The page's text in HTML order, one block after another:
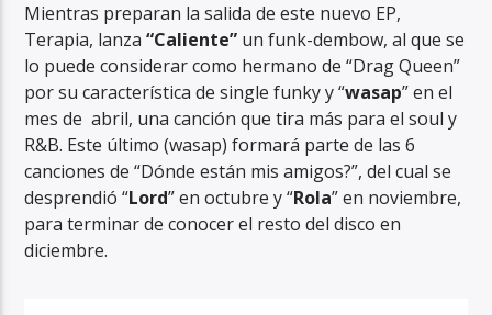
Mientras preparan la salida de este nuevo EP,
Terapia, lanza“Caliente” un funk-dembow, al que se
lo puede considerar como hermano de “Drag Queen”
por su característica de single funky y “wasap” en el
mes de abril, una canción que tira más para el soul y
R&B. Este último (wasap) formará parte de las 6
canciones de “Dónde están mis amigos?”, del cual se
desprendió “Lord” en octubre y “Rola” en noviembre,
para terminar de conocer el resto del disco en
diciembre.